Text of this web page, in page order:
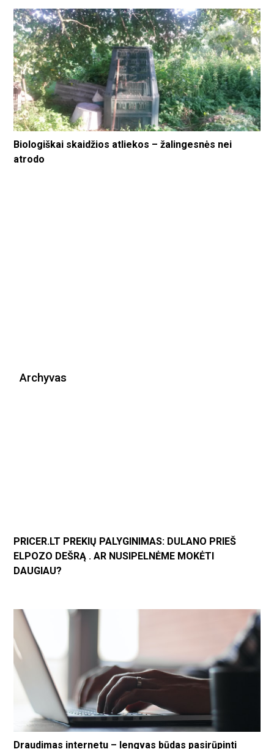
Biologiškai skaidžios atliekos – žalingesnės nei
atrodo
Archyvas
PRICER.LT PREKIŲ PALYGINIMAS: DULANO PRIEŠ
ELPOZO DEŠRĄ . AR NUSIPELNĖME MOKĖTI
DAUGIAU?
Draudimas internetu – lengvas būdas pasirūpinti